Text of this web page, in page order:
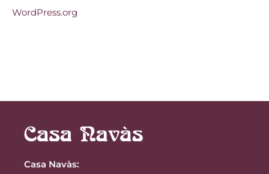
WordPress.org
Casa Navàs: